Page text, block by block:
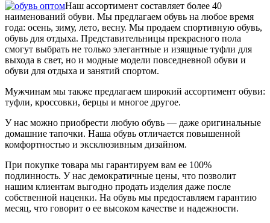
Наш ассортимент составляет более 40
наименований обуви. Мы предлагаем обувь на любое время
года: осень, зиму, лето, весну. Мы продаем спортивную обувь,
обувь для отдыха. Представительницы прекрасного пола
смогут выбрать не только элегантные и изящные туфли для
выхода в свет, но и модные модели повседневной обуви и
обуви для отдыха и занятий спортом.
Мужчинам мы также предлагаем широкий ассортимент обуви:
туфли, кроссовки, берцы и многое другое.
У нас можно приобрести любую обувь — даже оригинальные
домашние тапочки. Наша обувь отличается повышенной
комфортностью и эксклюзивным дизайном.
При покупке товара мы гарантируем вам ее 100%
подлинность. У нас демократичные цены, что позволит
нашим клиентам выгодно продать изделия даже после
собственной наценки. На обувь мы предоставляем гарантию
месяц, что говорит о ее высоком качестве и надежности.